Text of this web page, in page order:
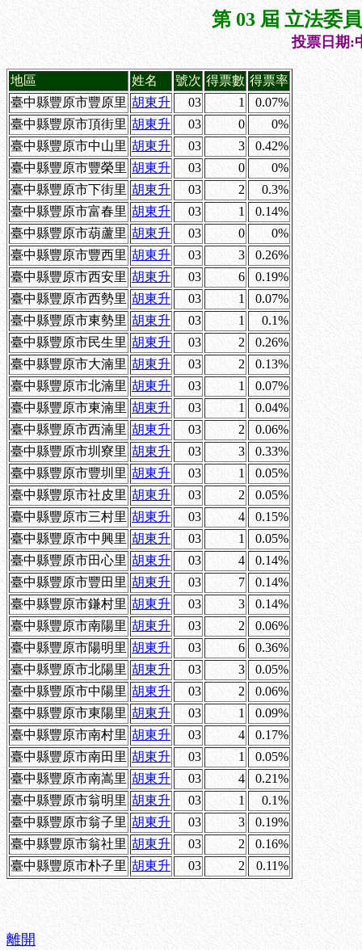
第 03 屆 立法委
投票日期:
地區 姓名 號次 得票數 得票率
臺中縣豐原市豐原里 胡東升 03 1
0.07%
臺中縣豐原市頂街里 胡東升 03 0
0%
臺中縣豐原市中山里 胡東升 03 3
0.42%
臺中縣豐原市豐榮里 胡東升 03 0
0%
臺中縣豐原市下街里 胡東升 03 2
0.3%
臺中縣豐原市富春里 胡東升 03 1
0.14%
臺中縣豐原市葫蘆里 胡東升 03 0
0%
臺中縣豐原市豐西里 胡東升 03 3
0.26%
臺中縣豐原市西安里 胡東升 03 6
0.19%
臺中縣豐原市西勢里 胡東升 03 1
0.07%
臺中縣豐原市東勢里 胡東升 03 1
0.1%
臺中縣豐原市民生里 胡東升 03 2
0.26%
臺中縣豐原市大湳里 胡東升 03 2
0.13%
臺中縣豐原市北湳里 胡東升 03 1
0.07%
臺中縣豐原市東湳里 胡東升 03 1
0.04%
臺中縣豐原市西湳里 胡東升 03 2
0.06%
臺中縣豐原市圳寮里 胡東升 03 3
0.33%
臺中縣豐原市豐圳里 胡東升 03 1
0.05%
臺中縣豐原市社皮里 胡東升 03 2
0.05%
臺中縣豐原市三村里 胡東升 03 4
0.15%
臺中縣豐原市中興里 胡東升 03 1
0.05%
臺中縣豐原市田心里 胡東升 03 4
0.14%
臺中縣豐原市豐田里 胡東升 03 7
0.14%
臺中縣豐原市鎌村里 胡東升 03 3
0.14%
臺中縣豐原市南陽里 胡東升 03 2
0.06%
臺中縣豐原市陽明里 胡東升 03 6
0.36%
臺中縣豐原市北陽里 胡東升 03 3
0.05%
臺中縣豐原市中陽里 胡東升 03 2
0.06%
臺中縣豐原市東陽里 胡東升 03 1
0.09%
臺中縣豐原市南村里 胡東升 03 4
0.17%
臺中縣豐原市南田里 胡東升 03 1
0.05%
臺中縣豐原市南嵩里 胡東升 03 4
0.21%
臺中縣豐原市翁明里 胡東升 03 1
0.1%
臺中縣豐原市翁子里 胡東升 03 3
0.19%
臺中縣豐原市翁社里 胡東升 03 2
0.16%
臺中縣豐原市朴子里 胡東升 03 2 0.11%
離開